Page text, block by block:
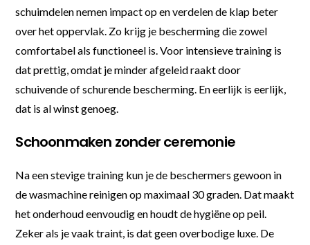
schuimdelen nemen impact op en verdelen de klap beter
over het oppervlak. Zo krijg je bescherming die zowel
comfortabel als functioneel is. Voor intensieve training is
dat prettig, omdat je minder afgeleid raakt door
schuivende of schurende bescherming. En eerlijk is eerlijk,
dat is al winst genoeg.
Schoonmaken zonder ceremonie
Na een stevige training kun je de beschermers gewoon in
de wasmachine reinigen op maximaal 30 graden. Dat maakt
het onderhoud eenvoudig en houdt de hygiëne op peil.
Zeker als je vaak traint, is dat geen overbodige luxe. De